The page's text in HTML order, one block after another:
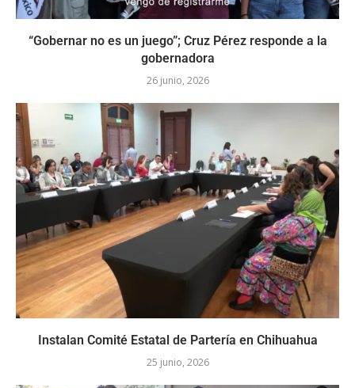
“Gobernar no es un juego”; Cruz Pérez responde a la
gobernadora
26 junio, 2026
Instalan Comité Estatal de Partería en Chihuahua
25 junio, 2026